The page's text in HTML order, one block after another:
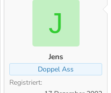
J
Jens
Doppel Ass
Registriert